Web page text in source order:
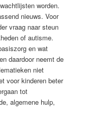
worden.
nieuws. Voor
vraag naar steun
of autisme.
en wat
daardoor neemt de
niet
voor kinderen beter
tot
algemene hulp,